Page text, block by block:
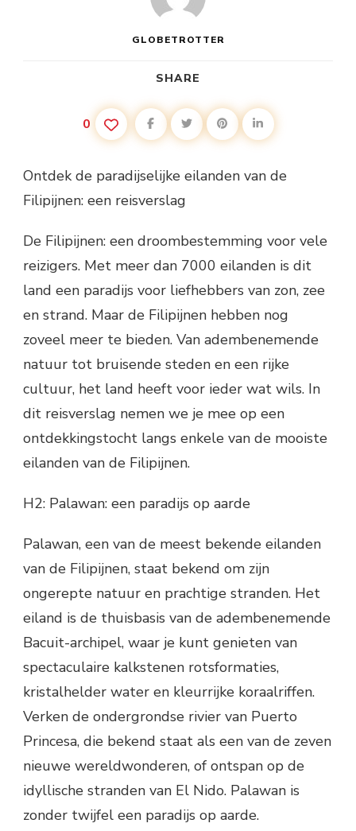
GLOBETROTTER
SHARE
0
Ontdek de paradijselijke eilanden van de
Filipijnen: een reisverslag
De Filipijnen: een droombestemming voor vele
reizigers. Met meer dan 7000 eilanden is dit
land een paradijs voor liefhebbers van zon, zee
en strand. Maar de Filipijnen hebben nog
zoveel meer te bieden. Van adembenemende
natuur tot bruisende steden en een rijke
cultuur, het land heeft voor ieder wat wils. In
dit reisverslag nemen we je mee op een
ontdekkingstocht langs enkele van de mooiste
eilanden van de Filipijnen.
H2: Palawan: een paradijs op aarde
Palawan, een van de meest bekende eilanden
van de Filipijnen, staat bekend om zijn
ongerepte natuur en prachtige stranden. Het
eiland is de thuisbasis van de adembenemende
Bacuit-archipel, waar je kunt genieten van
spectaculaire kalkstenen rotsformaties,
kristalhelder water en kleurrijke koraalriffen.
Verken de ondergrondse rivier van Puerto
Princesa, die bekend staat als een van de zeven
nieuwe wereldwonderen, of ontspan op de
idyllische stranden van El Nido. Palawan is
zonder twijfel een paradijs op aarde.